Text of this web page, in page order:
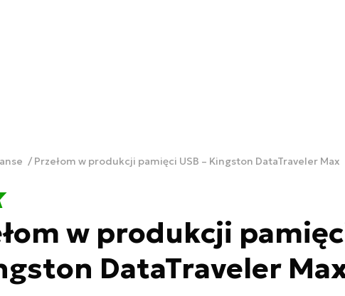
Przełom w produkcji pamięci USB – Kingston DataTraveler Max
w produkcji
DataTraveler